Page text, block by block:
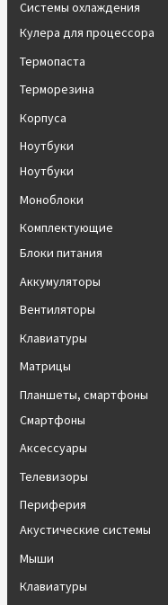
Системы охлаждения
Кулера для процессора
Термопаста
Терморезина
Корпуса
Ноутбуки
Ноутбуки
Моноблоки
Комплектующие
Блоки питания
Аккумуляторы
Вентиляторы
Клавиатуры
Матрицы
Планшеты, смартфоны
Смартфоны
Аксессуары
Телевизоры
Периферия
Акустические системы
Мыши
Клавиатуры